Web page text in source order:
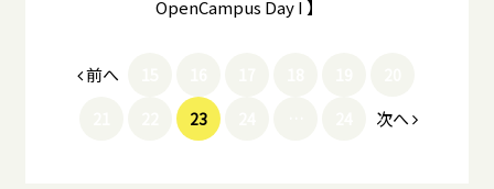
OpenCampus Day I 】
前へ
23 次へ